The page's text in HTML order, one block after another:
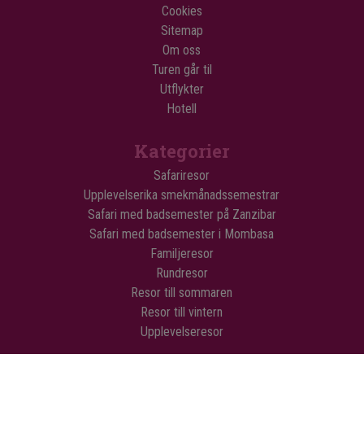
Cookies
Sitemap
Om oss
Turen går til
Utflykter
Hotell
Kategorier
Safariresor
Upplevelserika smekmånadssemestrar
Safari med badsemester på Zanzibar
Safari med badsemester i Mombasa
Familjeresor
Rundresor
Resor till sommaren
Resor till vintern
Upplevelseresor